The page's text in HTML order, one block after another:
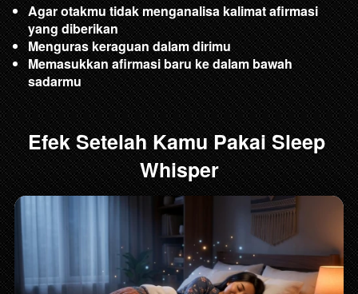
Agar otakmu tidak menganalisa kalimat afirmasi
yang diberikan
Menguras keraguan dalam dirimu
Memasukkan afirmasi baru ke dalam bawah
sadarmu
Efek Setelah Kamu Pakai Sleep
Whisper